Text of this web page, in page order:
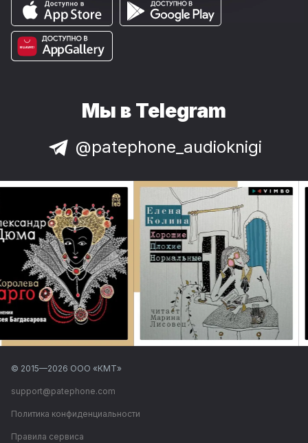
Мы в Telegram
@patephone_audioknigi
© 2015—2026 ООО «КМТ»
support@patephone.com
Политика конфиденциальности
Правила сервиса